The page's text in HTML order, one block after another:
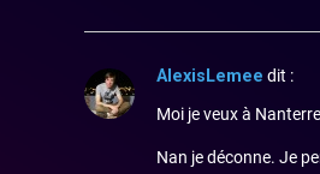
AlexisLemee dit :
Moi je veux à
Nan je déconne. Je